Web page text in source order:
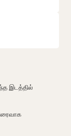
இடத்தில்